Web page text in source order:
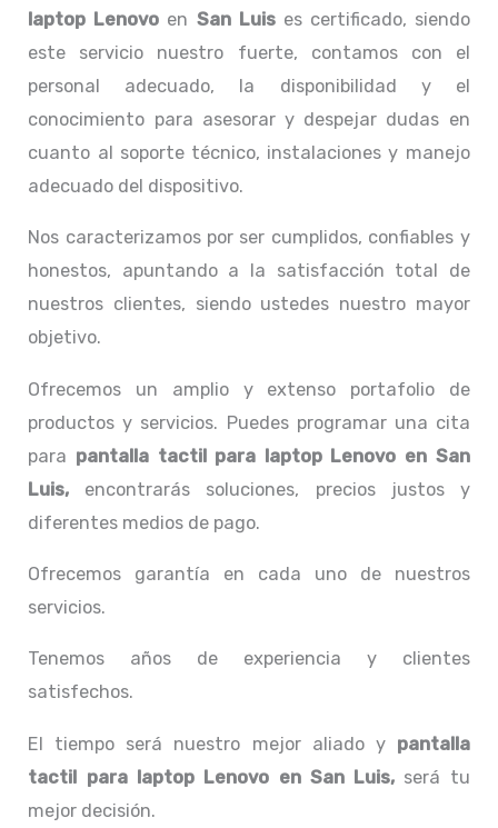
laptop Lenovo en San Luises certificado, siendo
este servicio nuestro fuerte, contamos con el
personal adecuado, la disponibilidad y el
conocimiento para asesorar y despejar dudas en
cuanto al soporte técnico, instalaciones y manejo
adecuado del dispositivo.
Nos caracterizamos por ser cumplidos, confiables y
honestos, apuntando a la satisfacción total de
nuestros clientes, siendo ustedes nuestro mayor
objetivo.
Ofrecemos un amplio y extenso portafolio de
productos y servicios. Puedes programar una cita
para pantalla tactil para laptop Lenovo en San
Luis, encontrarás soluciones, precios justos y
diferentes medios de pago.
Ofrecemos garantía en cada uno de nuestros
servicios.
Tenemos años de experiencia y clientes
satisfechos.
El tiempo será nuestro mejor aliado y pantalla
tactil para laptop Lenovo en San Luis, será tu
mejor decisión.